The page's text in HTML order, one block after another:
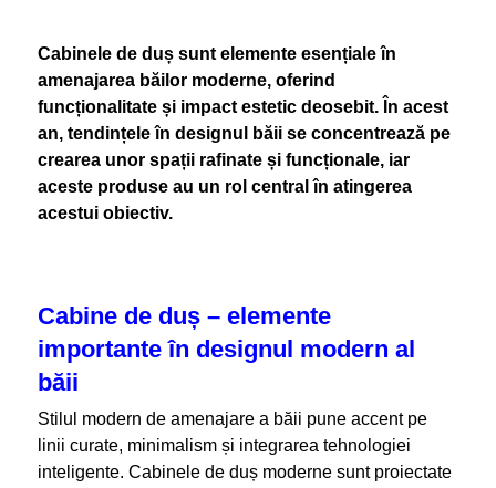
Cabinele de duș sunt elemente esențiale în
amenajarea băilor moderne, oferind
funcționalitate și impact estetic deosebit. În acest
an, tendințele în designul băii se concentrează pe
crearea unor spații rafinate și funcționale, iar
aceste produse au un rol central în atingerea
acestui obiectiv.
Cabine de duș – elemente
importante în designul modern al
băii
Stilul modern de amenajare a băii pune accent pe
linii curate, minimalism și integrarea tehnologiei
inteligente. Cabinele de duș moderne sunt proiectate